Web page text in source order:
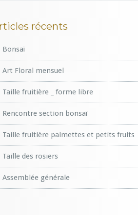
récents
Bonsaï
Art Floral mensuel
Taille fruitière _ forme libre
Rencontre section bonsaï
Taille fruitière palmettes et petits fruits
Taille des rosiers
Assemblée générale